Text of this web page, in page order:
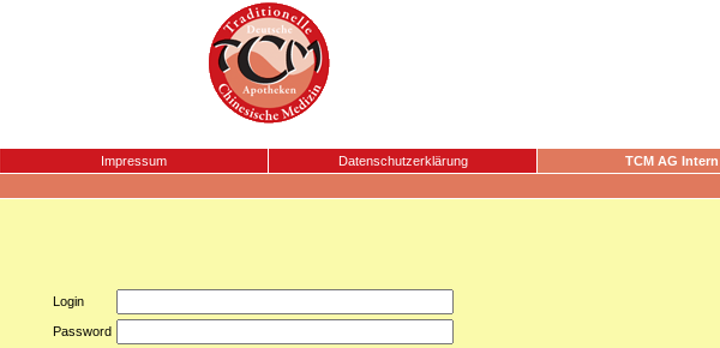
Impressum Datenschutzerklärung TCM AG Intern
Login
Password